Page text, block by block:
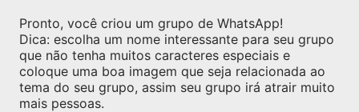
Pronto, você criou um grupo de WhatsApp!
Dica: escolha um nome interessante para seu grupo
que não tenha muitos caracteres especiais e
coloque uma boa imagem que seja relacionada ao
tema do seu grupo, assim seu grupo irá atrair muito
mais pessoas.